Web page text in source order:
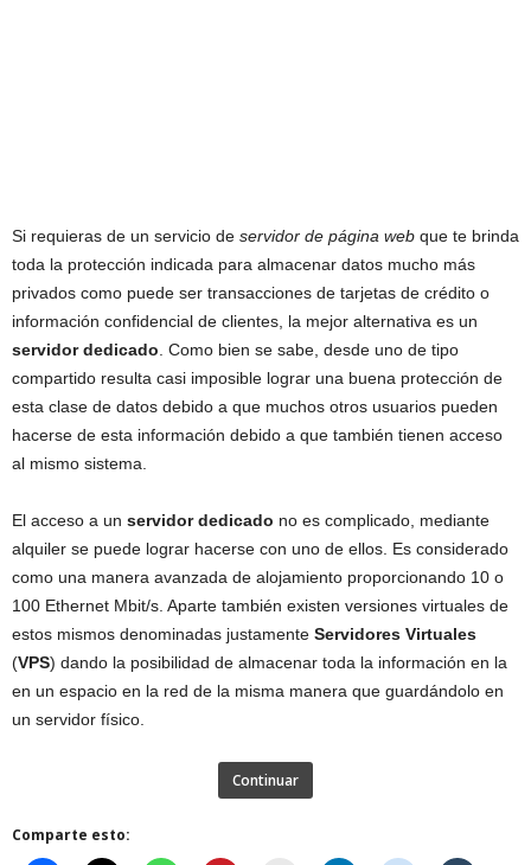
Si requieras de un servicio de servidor de página web que te brinda
toda la protección indicada para almacenar datos mucho más
privados como puede ser transacciones de tarjetas de crédito o
información confidencial de clientes, la mejor alternativa es un
servidor dedicado . Como bien se sabe, desde uno de tipo
compartido resulta casi imposible lograr una buena protección de
esta clase de datos debido a que muchos otros usuarios pueden
hacerse de esta información debido a que también tienen acceso
al mismo sistema.
El acceso a un servidor dedicado no es complicado, mediante
alquiler se puede lograr hacerse con uno de ellos. Es considerado
como una manera avanzada de alojamiento proporcionando 10 o
100 Ethernet Mbit/s. Aparte también existen versiones virtuales de
estos mismos denominadas justamente Servidores Virtuales
(VPS) dando la posibilidad de almacenar toda la información en la
en un espacio en la red de la misma manera que guardándolo en
un servidor físico.
Continuar
Comparte esto: